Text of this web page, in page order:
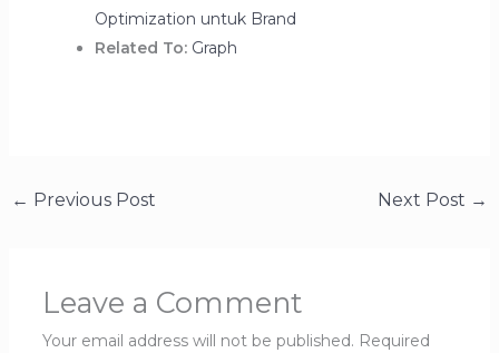
Optimization untuk Brand
Related To: Graph
← Previous Post Next Post →
Leave a Comment
Your email address will not be published. Required